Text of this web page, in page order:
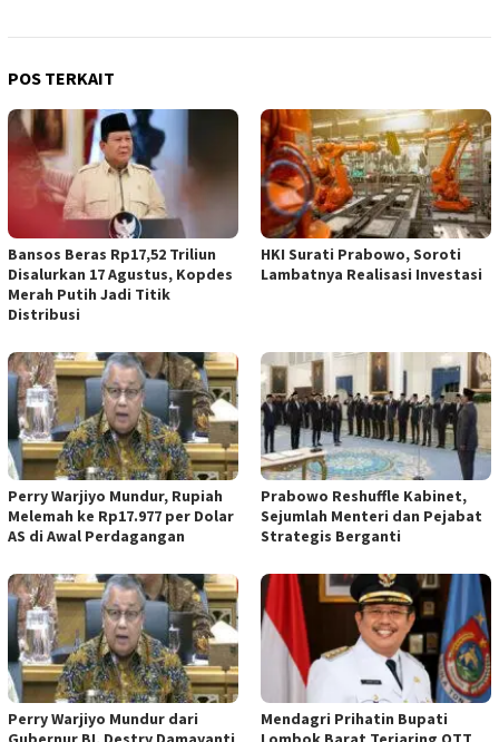
POS TERKAIT
Bansos Beras Rp17,52 Triliun
Disalurkan 17 Agustus, Kopdes
Merah Putih Jadi Titik
Distribusi
HKI Surati Prabowo, Soroti
Lambatnya Realisasi Investasi
Perry Warjiyo Mundur, Rupiah
Melemah ke Rp17.977 per Dolar
AS di Awal Perdagangan
Prabowo Reshuffle Kabinet,
Sejumlah Menteri dan Pejabat
Strategis Berganti
Perry Warjiyo Mundur dari
Mendagri Prihatin Bupati